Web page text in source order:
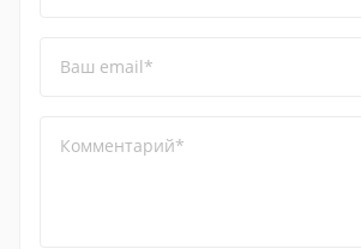
Ваш email*
Комментарий*